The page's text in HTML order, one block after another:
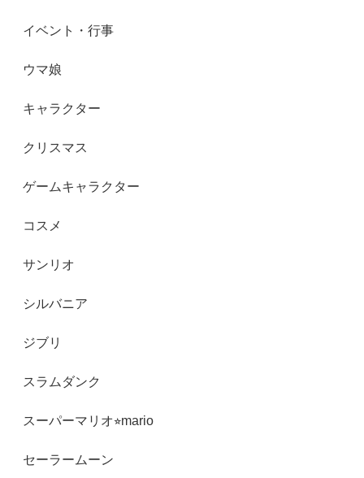
イベント・行事
ウマ娘
キャラクター
クリスマス
ゲームキャラクター
コスメ
サンリオ
シルバニア
ジブリ
スラムダンク
スーパーマリオ⭐︎mario
セーラームーン